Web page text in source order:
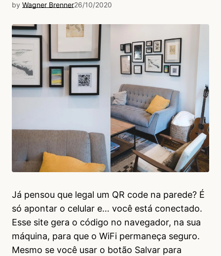
by Wagner Brenner26/10/2020
Já pensou que legal um QR code na parede? É
só apontar o celular e… você está conectado.
Esse site gera o código no navegador, na sua
máquina, para que o WiFi permaneça seguro.
Mesmo se você usar o botão Salvar para